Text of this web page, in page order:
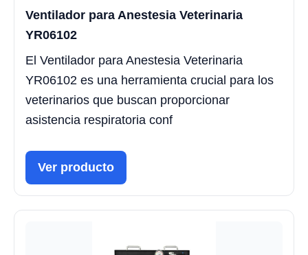
Ventilador para Anestesia Veterinaria
YR06102
El Ventilador para Anestesia Veterinaria
YR06102 es una herramienta crucial para los
veterinarios que buscan proporcionar
asistencia respiratoria conf
Ver producto